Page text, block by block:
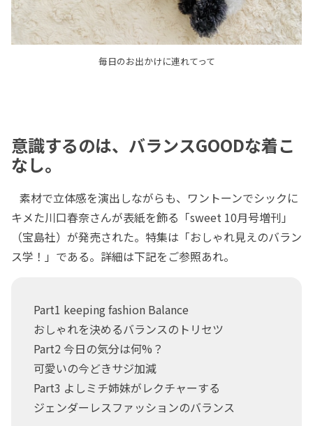
毎日のお出かけに連れてって
意識するのは、バランスGOODな着こ
なし。
素材で立体感を演出しながらも、ワントーンでシックに
キメた川口春奈さんが表紙を飾る「sweet 10月号増刊」
（宝島社）が発売された。特集は「おしゃれ見えのバラン
ス学！」である。詳細は下記をご参照あれ。
Part1 keeping fashion Balance
おしゃれを決めるバランスのトリセツ
Part2 今日の気分は何%？
可愛いの今どきサジ加減
Part3 よしミチ姉妹がレクチャーする
ジェンダーレスファッションのバランス